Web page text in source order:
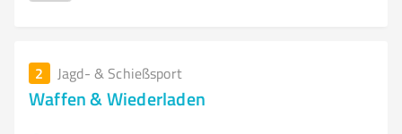
2 Jagd- & Schießsport
Waffen & Wiederladen